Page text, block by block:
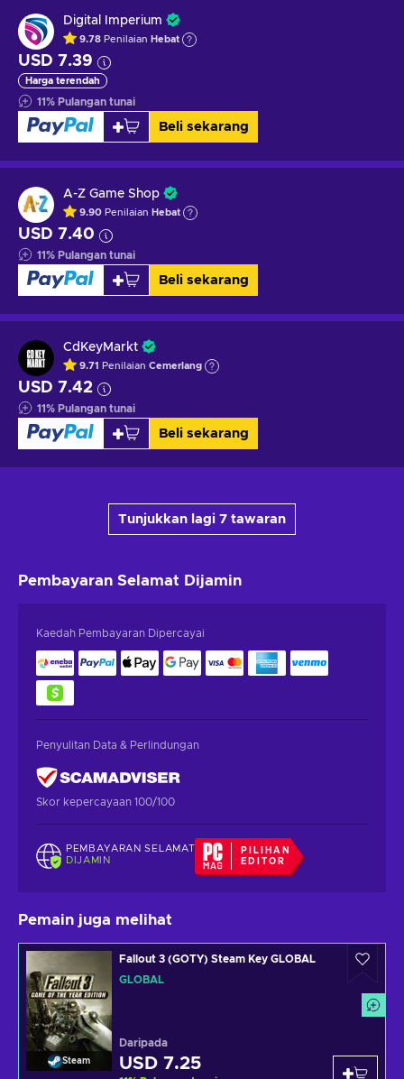
Digital Imperium
9.78 Penilaian Hebat
USD 7.39
Harga terendah
11% Pulangan tunai
Beli sekarang
A-Z Game Shop
9.90 Penilaian Hebat
USD 7.40
11% Pulangan tunai
Beli sekarang
CdKeyMarkt
9.71 Penilaian Cemerlang
USD 7.42
11% Pulangan tunai
Beli sekarang
Tunjukkan lagi 7 tawaran
Pembayaran Selamat Dijamin
Kaedah Pembayaran Dipercayai
Penyulitan Data & Perlindungan
Skor kepercayaan 100/100
PEMBAYARAN SELAMAT
DIJAMIN
PILIHAN
EDITOR
Pemain juga melihat
Steam
Fallout 3 (GOTY) Steam Key GLOBAL
GLOBAL
Daripada
USD 7.25